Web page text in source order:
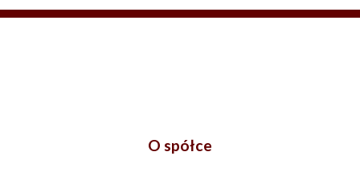
O spółce